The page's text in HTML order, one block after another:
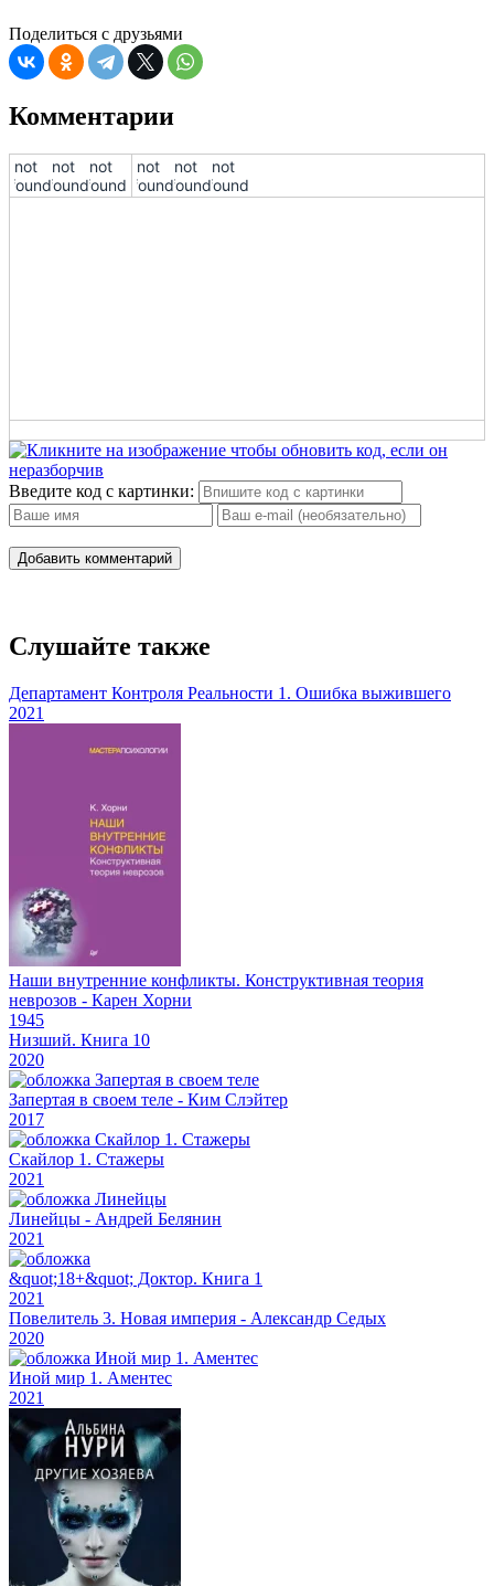
08
11
17
18
19
20
22
23
28
29
30
31
32
33
34
Поделиться с друзьями
Комментарии
!not
found!
!not
found!
!not
found!
!not
found!
!not
found!
!not
found!
Введите код с картинки:
Добавить комментарий
Слушайте также
Департамент Контроля Реальности 1. Ошибка выжившего
2021
Наши внутренние конфликты. Конструктивная теория
неврозов - Карен Хорни
1945
Низший. Книга 10
2020
Запертая в своем теле - Ким Слэйтер
2017
Скайлор 1. Стажеры
2021
Линейцы - Андрей Белянин
2021
&quot;18+&quot; Доктор. Книга 1
2021
Повелитель 3. Новая империя - Александр Седых
2020
Иной мир 1. Аментес
2021